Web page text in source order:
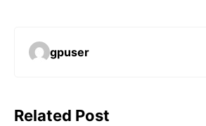
gpuser
Related Post